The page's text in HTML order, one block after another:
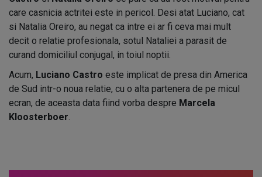
care casnicia actritei este in pericol. Desi atat Luciano, cat
si Natalia Oreiro, au negat ca intre ei ar fi ceva mai mult
decit o relatie profesionala, sotul Nataliei a parasit de
curand domiciliul conjugal, in toiul noptii.
Acum, Luciano Castro este implicat de presa din America
de Sud intr-o noua relatie, cu o alta partenera de pe micul
ecran, de aceasta data fiind vorba despre Marcela
Kloosterboer.